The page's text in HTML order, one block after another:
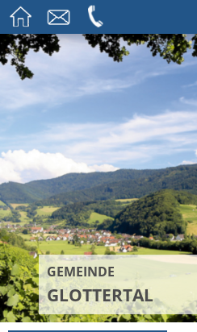
GEMEINDE
GLOTTERTAL